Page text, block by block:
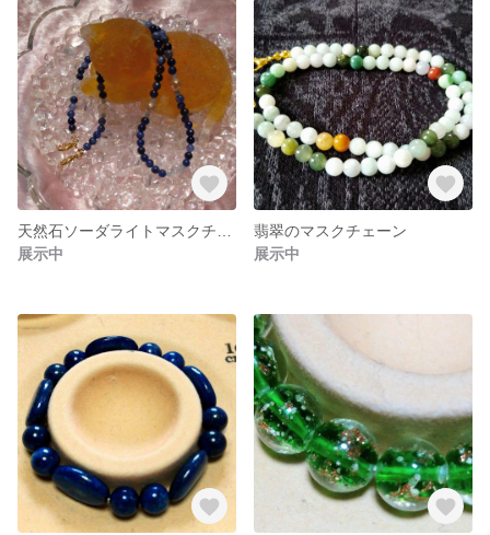
展示中
翡翠のマスクチェーン
展示中